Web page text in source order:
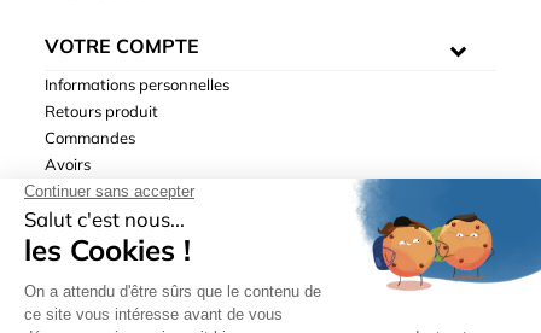
VOTRE COMPTE
Informations personnelles
Retours produit
Commandes
Avoirs
Adresses
Bons de réduction